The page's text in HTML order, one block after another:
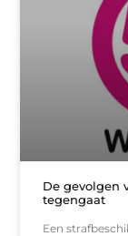
De gevolgen
tegengaat
Een